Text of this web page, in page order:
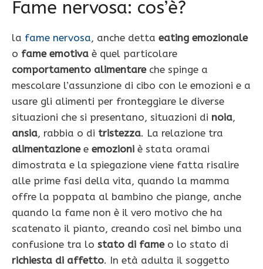
Fame nervosa: cos’è?
la fame nervosa, anche detta eating emozionale
o fame emotiva è quel particolare
comportamento alimentare che spinge a
mescolare l’assunzione di cibo con le emozioni e a
usare gli alimenti per fronteggiare le diverse
situazioni che si presentano, situazioni di noia,
ansia, rabbia o di tristezza. La relazione tra
alimentazionee emozioni è stata oramai
dimostrata e la spiegazione viene fatta risalire
alle prime fasi della vita, quando la mamma
offre la poppata al bambino che piange, anche
quando la fame non è il vero motivo che ha
scatenato il pianto, creando così nel bimbo una
confusione tra lo stato di fameo lo stato di
richiesta di affetto. In età adulta il soggetto